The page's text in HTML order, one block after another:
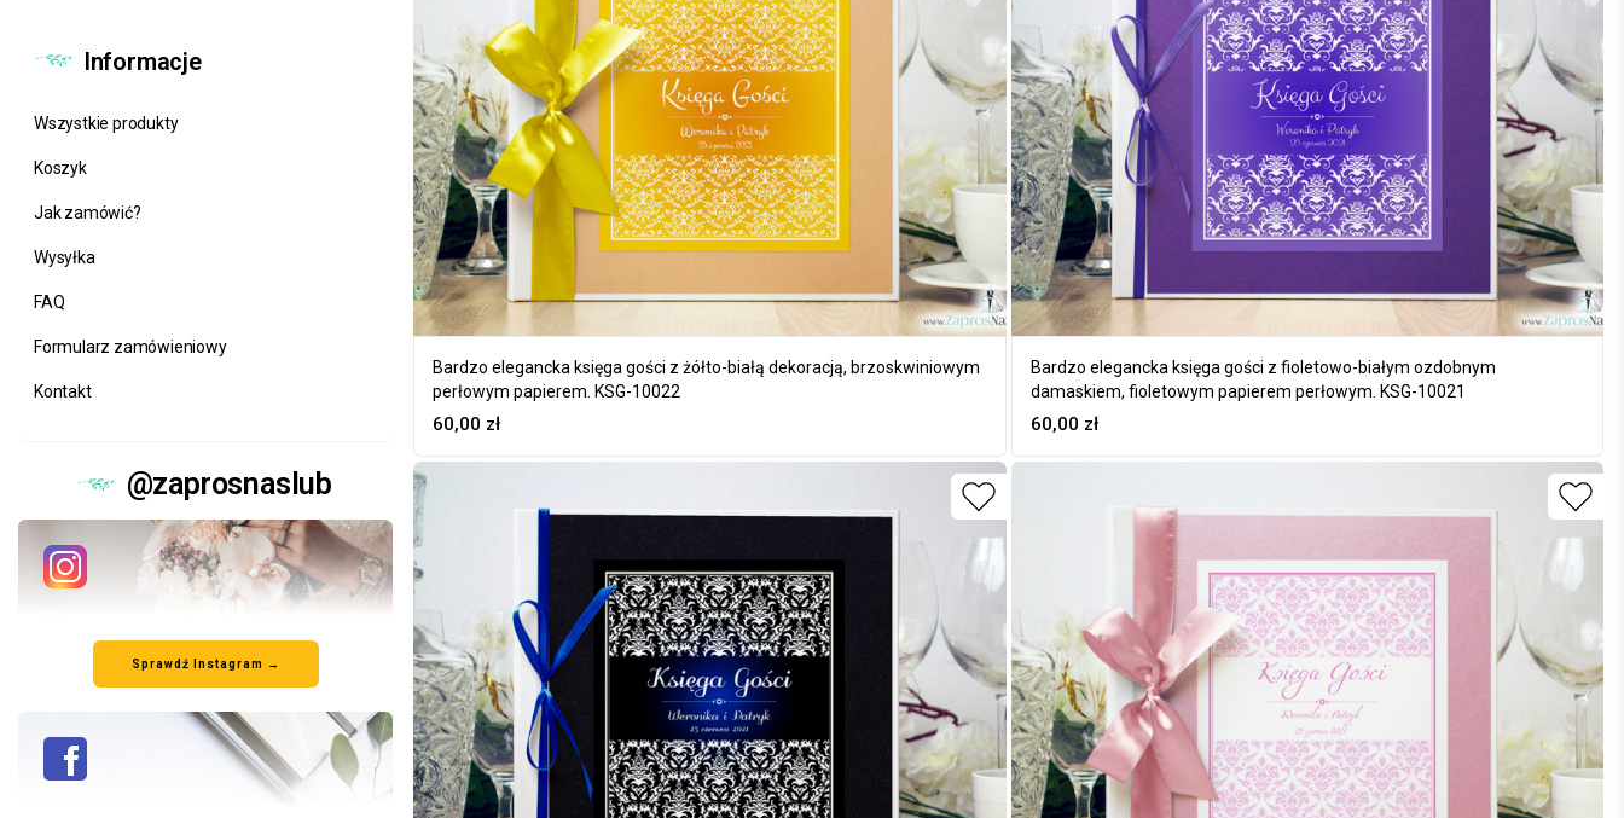
Informacje
Wszystkie produkty
Koszyk
Jak zamówić?
Wysyłka
FAQ
Formularz zamówieniowy
Kontakt
@zaprosnaslub
Sprawdź Instagram →
Bardzo elegancka księga gości z żółto-białą dekoracją, brzoskwiniowym
perłowym papierem. KSG-10022
60,00 zł
Bardzo elegancka księga gości z fioletowo-białym ozdobnym
damaskiem, fioletowym papierem perłowym. KSG-10021
60,00 zł